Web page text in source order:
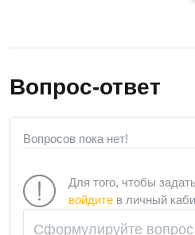
Вопрос-ответ
Вопросов пока нет!
Для того, чтобы
войдите в личный